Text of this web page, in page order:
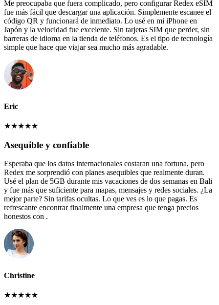
Me preocupaba que fuera complicado, pero configurar Redex eSIM
fue más fácil que descargar una aplicación. Simplemente escanee el
código QR y funcionará de inmediato. Lo usé en mi iPhone en
Japón y la velocidad fue excelente. Sin tarjetas SIM que perder, sin
barreras de idioma en la tienda de teléfonos. Es el tipo de tecnología
simple que hace que viajar sea mucho más agradable.
Eric
★★★★★
Asequible y confiable
Esperaba que los datos internacionales costaran una fortuna, pero
Redex me sorprendió con planes asequibles que realmente duran.
Usé el plan de 5GB durante mis vacaciones de dos semanas en Bali
y fue más que suficiente para mapas, mensajes y redes sociales. ¿La
mejor parte? Sin tarifas ocultas. Lo que ves es lo que pagas. Es
refrescante encontrar finalmente una empresa que tenga precios
honestos con .
Christine
★★★★★